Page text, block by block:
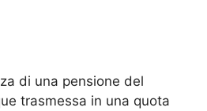
di una pensione del
trasmessa in una quota